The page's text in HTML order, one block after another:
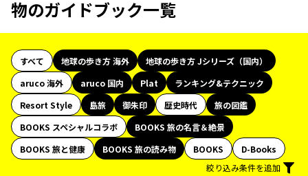
物のガイドブック一覧
すべて 地球の歩き方 海外
地球の歩き方 Jシリーズ（国内）
aruco 海外
aruco 国内 Plat
ランキング&テクニック
Resort Style
島旅 御朱印 歴史時代
旅の図鑑
BOOKS スペシャルコラボ
BOOKS 旅の名言＆絶景
BOOKS 旅と健康
BOOKS 旅の読み物 BOOKS
D-Books
絞り込み条件を追加